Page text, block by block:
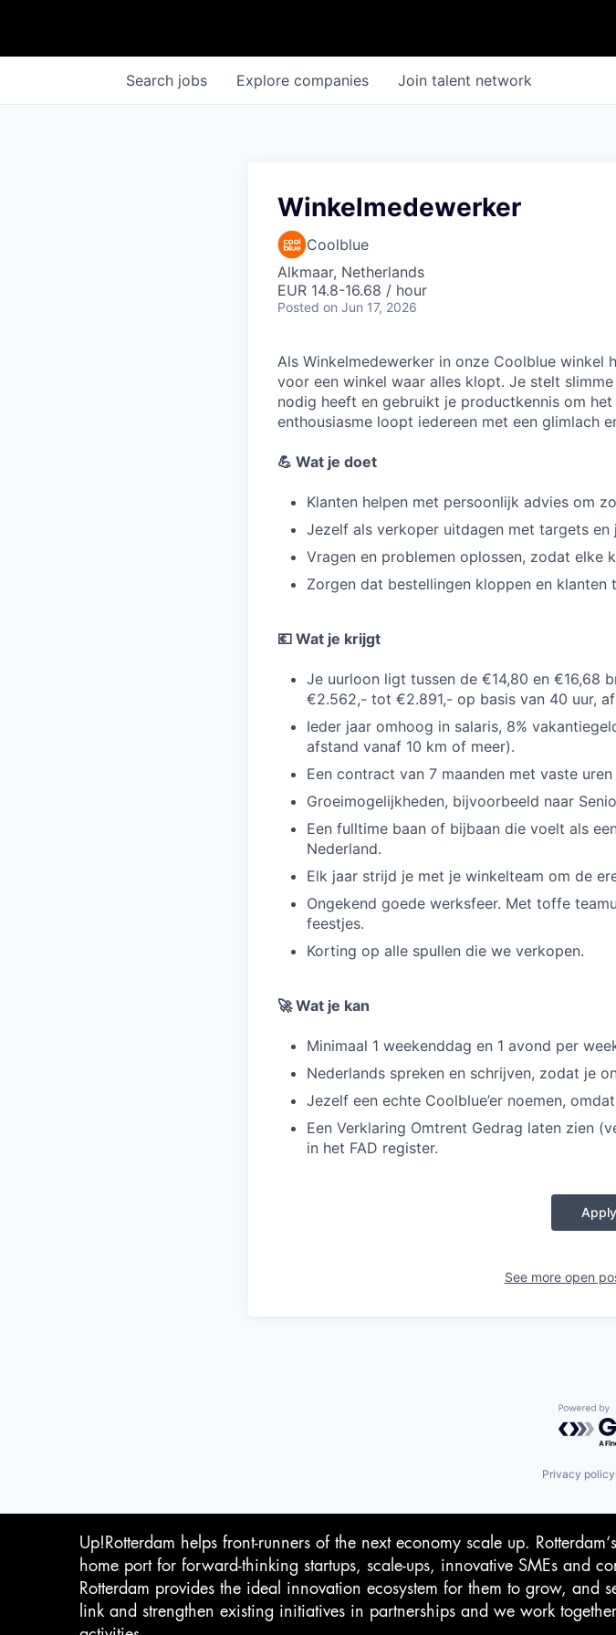
Search jobs Explore companies Join talent network
Winkelmedewerker
Coolblue
Alkmaar, Netherlands
EUR 14.8-16.68 / hour
Posted on Jun 17, 2026
Als Winkelmedewerker in onze Coolblue winkel
voor een winkel waar alles klopt. Je stelt
nodig heeft en gebruikt je productkennis om
enthousiasme loopt iedereen met een glimlach
💪 Wat je doet
Klanten helpen met persoonlijk advies om
Jezelf als verkoper uitdagen met targets
Vragen en problemen oplossen, zodat elke
Zorgen dat bestellingen kloppen en klanten
💶 Wat je krijgt
Je uurloon ligt tussen de €14,80 en €16,68
€2.562,- tot €2.891,- op basis van 40 uur,
Ieder jaar omhoog in salaris, 8%
afstand vanaf 10 km of meer).
Een contract van 7 maanden met vaste
Groeimogelijkheden, bijvoorbeeld naar
Een fulltime baan of bijbaan die voelt als
Nederland.
Elk jaar strijd je met je winkelteam om de
Ongekend goede werksfeer. Met toffe
feestjes.
Korting op alle spullen die we verkopen.
🚀 Wat je kan
Minimaal 1 weekenddag en 1 avond per
Nederlands spreken en schrijven, zodat je
Jezelf een echte Coolblue’er noemen,
Een Verklaring Omtrent Gedrag laten zien
in het FAD register.
See more open
Privacy policy
Up!Rotterdam helps front-runners of the next economy scale up.
home port for forward-thinking startups, scale-ups, innovative SMEs and
Rotterdam provides the ideal innovation ecosystem for them to grow, and
link and strengthen existing initiatives in partnerships and we work